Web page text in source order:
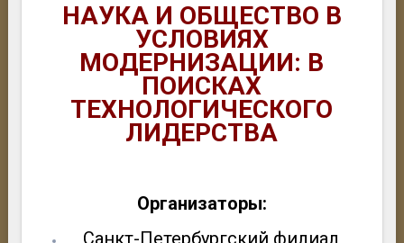
НАУКА И ОБЩЕСТВО В
УСЛОВИЯХ
МОДЕРНИЗАЦИИ: В
ПОИСКАХ
ТЕХНОЛОГИЧЕСКОГО
ЛИДЕРСТВА
Организаторы:
Санкт-Петербургский филиал